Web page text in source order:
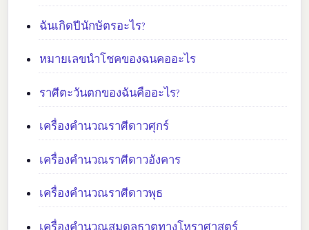
ฉันเกิดปีนักษัตรอะไร?
หมายเลขนำโชคของฉนคออะไร
ราศีตะวันตกของฉันคืออะไร?
เครื่องคำนวณราศีดาวศุกร์
เครื่องคำนวณราศีดาวอังคาร
เครื่องคำนวณราศีดาวพุธ
เครื่องคำนวณสมดุลธาตุทางโหราศาสตร์